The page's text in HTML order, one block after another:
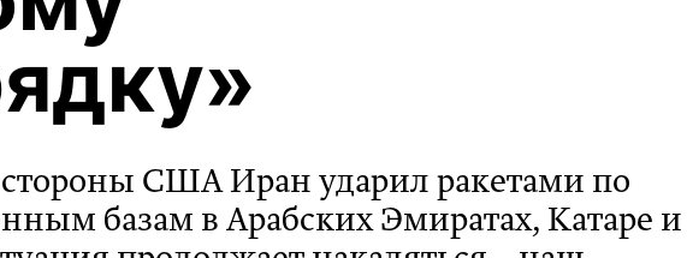
стороны США Иран ударил ракетами по
базам в Арабских Эмиратах, Катаре и